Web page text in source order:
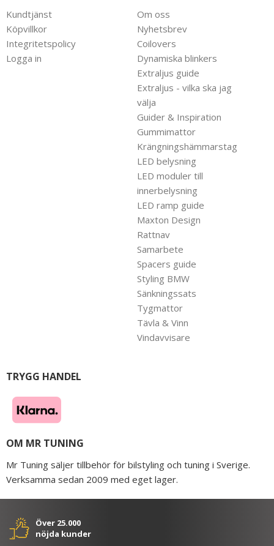
Kundtjänst
Köpvillkor
Integritetspolicy
Logga in
Om oss
Nyhetsbrev
Coilovers
Dynamiska blinkers
Extraljus guide
Extraljus - vilka ska jag
välja
Guider & Inspiration
Gummimattor
Krängningshämmarstag
LED belysning
LED moduler till
innerbelysning
LED ramp guide
Maxton Design
Rattnav
Samarbete
Spacers guide
Styling BMW
Sänkningssats
Tygmattor
Tävla & Vinn
Vindavvisare
TRYGG HANDEL
OM MR TUNING
Mr Tuning säljer tillbehör för bilstyling och tuning i Sverige.
Verksamma sedan 2009 med eget lager.
Över 25.000
nöjda kunder